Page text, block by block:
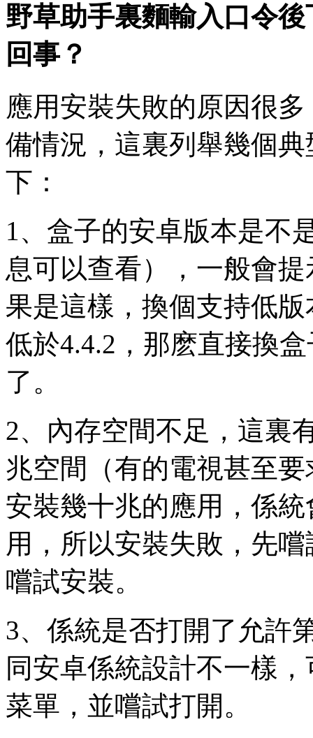
野草助手裏麵輸入口令
回事？
應用安裝失敗的原因很
備情況，這裏列舉幾個
下：
1、盒子的安卓版本是不
息可以查看），一般會
果是這樣，換個支持低
低於4.4.2，那麽直接換
了。
2、內存空間不足，這裏
兆空間（有的電視甚至
安裝幾十兆的應用，係
用，所以安裝失敗，先
嚐試安裝。
3、係統是否打開了允許
同安卓係統設計不一樣
菜單，並嚐試打開。